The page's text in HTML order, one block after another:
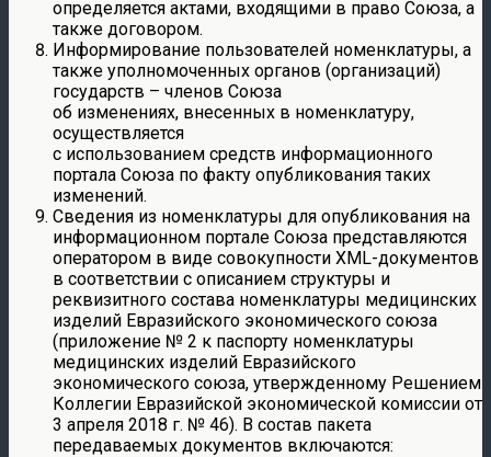
определяется актами, входящими в право Союза, а
также договором.
Информирование пользователей номенклатуры, а
также уполномоченных органов (организаций)
государств – членов Союза
об изменениях, внесенных в номенклатуру,
осуществляется
с использованием средств информационного
портала Союза по факту опубликования таких
изменений.
Сведения из номенклатуры для опубликования на
информационном портале Союза представляются
оператором в виде совокупности XML-документов
в соответствии с описанием структуры и
реквизитного состава номенклатуры медицинских
изделий Евразийского экономического союза
(приложение № 2 к паспорту номенклатуры
медицинских изделий Евразийского
экономического союза, утвержденному Решением
Коллегии Евразийской экономической комиссии от
3 апреля 2018 г. № 46). В состав пакета
передаваемых документов включаются: